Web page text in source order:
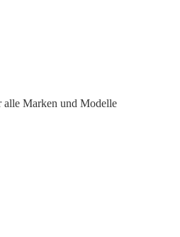
alle Marken und Modelle